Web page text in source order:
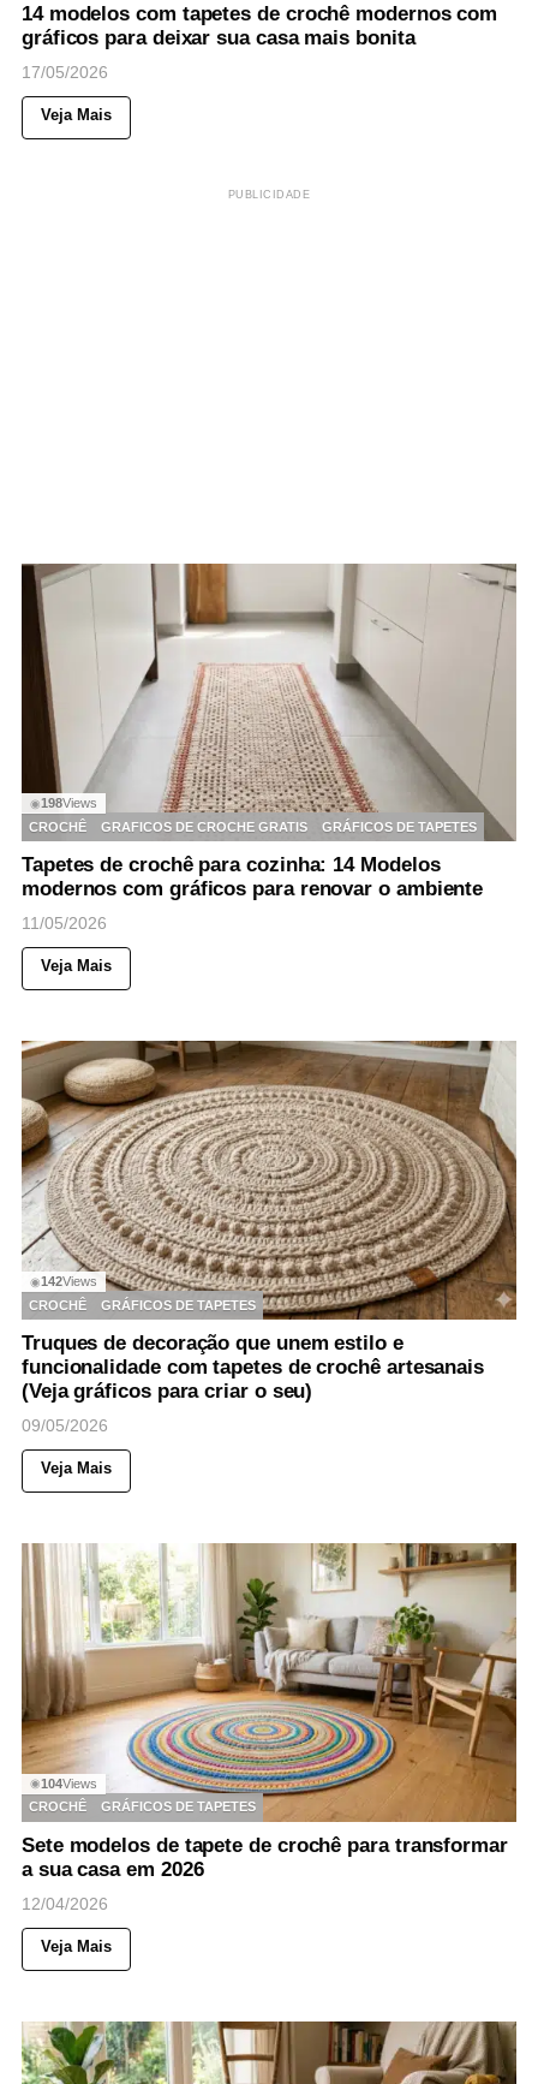
14 modelos com tapetes de crochê modernos com
gráficos para deixar sua casa mais bonita
17/05/2026
Veja Mais
PUBLICIDADE
◉198Views
CROCHÊ
GRAFICOS DE CROCHE GRATIS GRÁFICOS DE TAPETES
Tapetes de crochê para cozinha: 14 Modelos
modernos com gráficos para renovar o ambiente
11/05/2026
Veja Mais
◉142Views
CROCHÊ
GRÁFICOS DE TAPETES
Truques de decoração que unem estilo e
funcionalidade com tapetes de crochê artesanais
(Veja gráficos para criar o seu)
09/05/2026
Veja Mais
◉104Views
CROCHÊ
GRÁFICOS DE TAPETES
Sete modelos de tapete de crochê para transformar
a sua casa em 2026
12/04/2026
Veja Mais